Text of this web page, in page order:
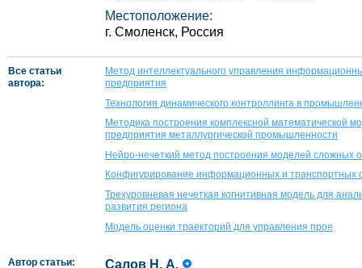
Местоположение:
г. Смоленск, Россия
Все статьи
автора:
Метод интеллектуального управления
предприятия
Технология динамического контроллинга в
Методика построения комплексной математической
предприятия металлургической промышленности
Нейро-нечеткий метод построения моделей сложных
Конфигурирование информационных и транспортных
Трехуровневая нечеткая когнитивная модель для
развития региона
Модель оценки траекторий для управления прое
Автор статьи:
Салов Н. А.